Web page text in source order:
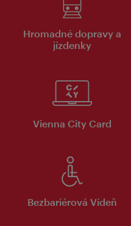
Hromadné dopravy a
jízdenky
Vienna City Card
Bezbariérová Vídeň